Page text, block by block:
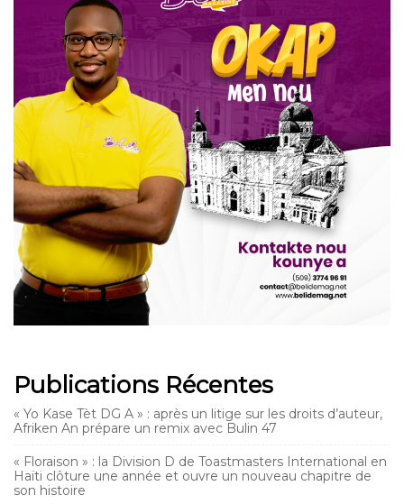
Publications Récentes
« Yo Kase Tèt DG A » : après un litige sur les droits d’auteur,
Afriken An prépare un remix avec Bulin 47
« Floraison » : la Division D de Toastmasters International en
Haïti clôture une année et ouvre un nouveau chapitre de
son histoire